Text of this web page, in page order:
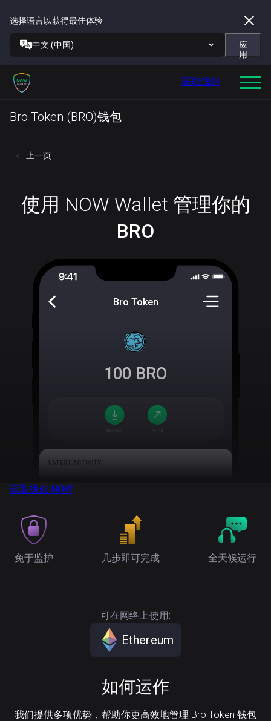
选择语言以获得最佳体验
中文 (中国)
应
用
获取钱包
Bro Token (BRO)钱包
上一页
使用 NOW Wallet 管理你的
BRO
Bro Token
100 BRO
获取钱包 NOW
免于监护 几步即可完成 全天候运行
可在网络上使用:
Ethereum
如何运作
我们提供多项优势，帮助你更高效地管理 Bro Token 钱包